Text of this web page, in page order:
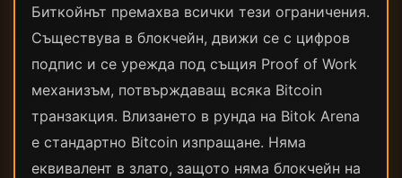
Биткойнът премахва всички тези ограничения.
Съществува в блокчейн, движи се с цифров
подпис и се урежда под същия Proof of Work
механизъм, потвърждаващ всяка Bitcoin
транзакция. Влизането в рунда на Bitok Arena
е стандартно Bitcoin изпращане. Няма
еквивалент в злато, защото няма блокчейн на